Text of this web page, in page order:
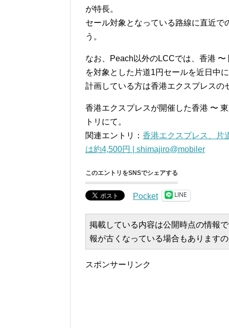
が特長。
セール対象となっている路線に直近
う。
なお、Peach以外のLCCでは、香港
を対象とした片道1円セールを近日中
計画している方は香港エクスプレスの
香港エクスプレスが開催した香港 〜
トリにて。
関連エントリ： 香港エクスプレス、片
は約4,500円 | shimajiro@mobiler
このエントリをSNSでシェアする
Pocket LINE
掲載している内容は公開時点の情報
報が古くなっている場合もあります
スポンサーリンク